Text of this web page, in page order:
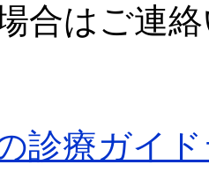
合はご連
診療ガイ